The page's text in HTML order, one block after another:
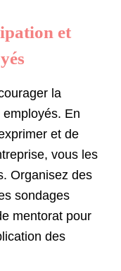
et
la
employés. En
et de
vous les
Organisez des
sondages
mentorat pour
des